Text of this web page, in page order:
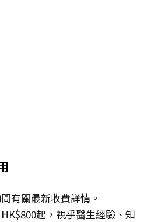
有關最新收費詳情。
起，視乎醫生經驗、知